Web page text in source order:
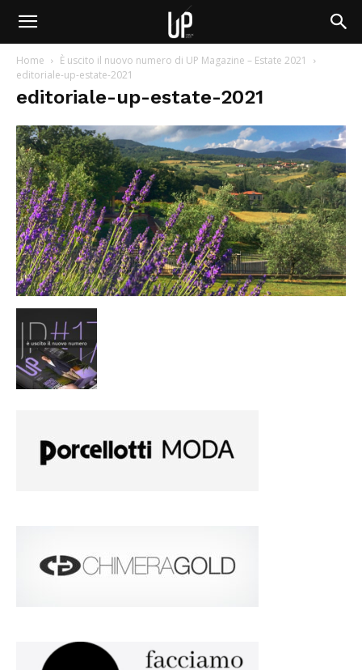
Home
È uscito il nuovo numero di UP Magazine – Estate 2021
editoriale-up-estate-2021
editoriale-up-estate-2021